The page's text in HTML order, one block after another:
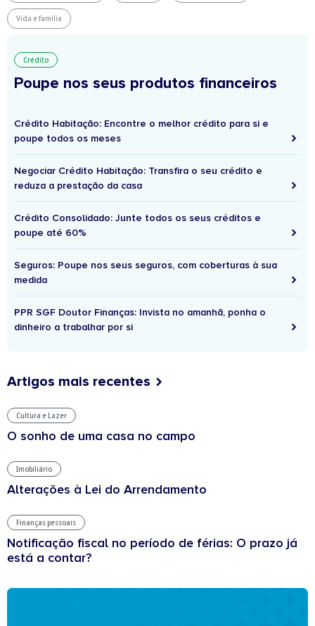
Vida e família
Crédito
Poupe nos seus produtos financeiros
Crédito Habitação: Encontre o melhor crédito para si e
poupe todos os meses
Negociar Crédito Habitação: Transfira o seu crédito e
reduza a prestação da casa
Crédito Consolidado: Junte todos os seus créditos e
poupe até 60%
Seguros: Poupe nos seus seguros, com coberturas à sua
medida
PPR SGF Doutor Finanças: Invista no amanhã, ponha o
dinheiro a trabalhar por si
Artigos mais recentes
Cultura e Lazer
O sonho de uma casa no campo
Imobiliário
Alterações à Lei do Arrendamento
Finanças pessoais
Notificação fiscal no período de férias: O prazo já
está a contar?